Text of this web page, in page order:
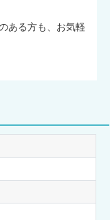
ある方も、お気軽